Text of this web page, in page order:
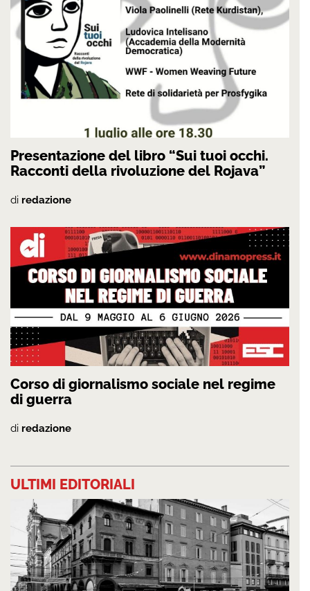
Presentazione del libro “Sui tuoi occhi.
Racconti della rivoluzione del Rojava”
di redazione
Corso di giornalismo sociale nel regime
di guerra
di redazione
ULTIMI EDITORIALI